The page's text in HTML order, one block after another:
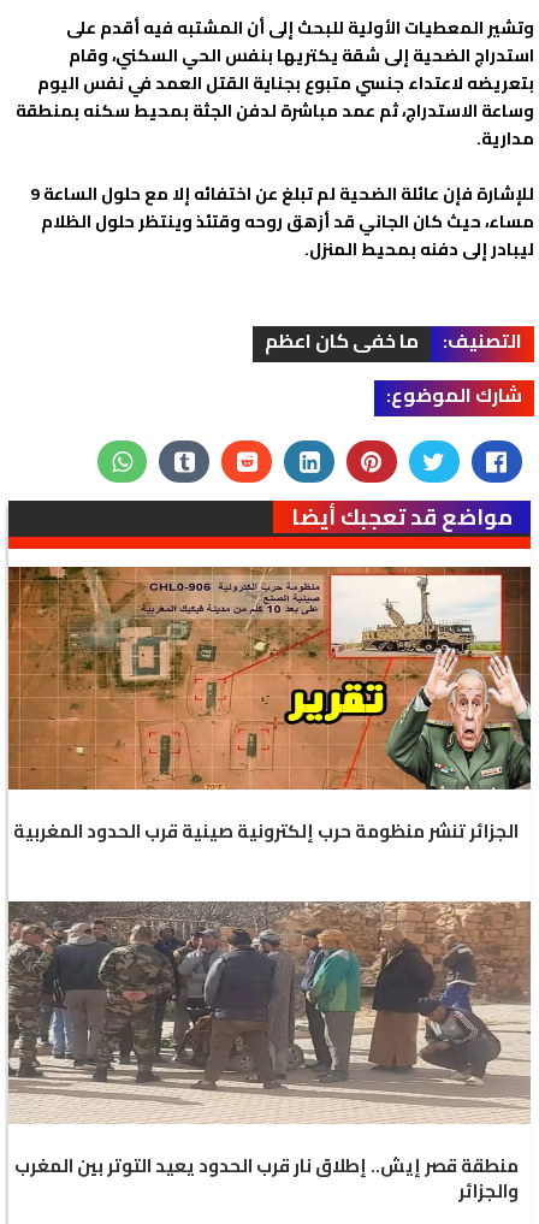
وتشير المعطيات الأولية للبحث إلى أن المشتبه فيه أقدم على
استدراج الضحية إلى شقة يكتريها بنفس الحي السكني، وقام
بتعريضه لاعتداء جنسي متبوع بجناية القتل العمد في نفس اليوم
وساعة الاستدراج، ثم عمد مباشرة لدفن الجثة بمحيط سكنه بمنطقة
مدارية.
للإشارة فإن عائلة الضحية لم تبلغ عن اختفائه إلا مع حلول الساعة 9
مساء، حيث كان الجاني قد أزهق روحه وقتئذ وينتظر حلول الظلام
ليبادر إلى دفنه بمحيط المنزل.
التصنيف:
ما خفى كان اعظم
شارك الموضوع:
مواضع قد تعجبك أيضا
الجزائر تنشر منظومة حرب إلكترونية صينية قرب الحدود المغربية
منطقة قصر إيش.. إطلاق نار قرب الحدود يعيد التوتر بين المغرب
والجزائر